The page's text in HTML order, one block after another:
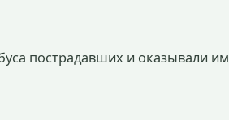
пострадавших и оказывали им